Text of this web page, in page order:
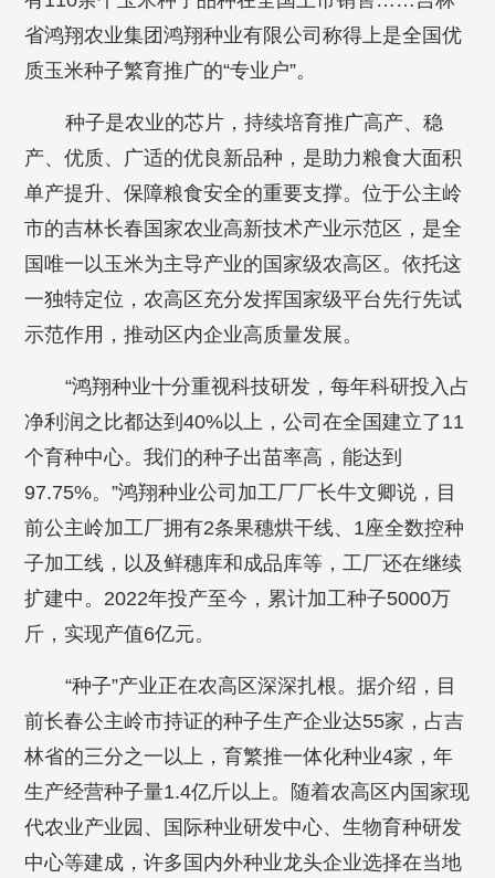
省鸿翔农业集团鸿翔种业有限公司称得上是全国优
质玉米种子繁育推广的“专业户”。
种子是农业的芯片，持续培育推广高产、稳
产、优质、广适的优良新品种，是助力粮食大面积
单产提升、保障粮食安全的重要支撑。位于公主岭
市的吉林长春国家农业高新技术产业示范区，是全
国唯一以玉米为主导产业的国家级农高区。依托这
一独特定位，农高区充分发挥国家级平台先行先试
示范作用，推动区内企业高质量发展。
“鸿翔种业十分重视科技研发，每年科研投入占
净利润之比都达到40%以上，公司在全国建立了11
个育种中心。我们的种子出苗率高，能达到
97.75%。”鸿翔种业公司加工厂厂长牛文卿说，目
前公主岭加工厂拥有2条果穗烘干线、1座全数控种
子加工线，以及鲜穗库和成品库等，工厂还在继续
扩建中。2022年投产至今，累计加工种子5000万
斤，实现产值6亿元。
“种子”产业正在农高区深深扎根。据介绍，目
前长春公主岭市持证的种子生产企业达55家，占吉
林省的三分之一以上，育繁推一体化种业4家，年
生产经营种子量1.4亿斤以上。随着农高区内国家现
代农业产业园、国际种业研发中心、生物育种研发
中心等建成，许多国内外种业龙头企业选择在当地